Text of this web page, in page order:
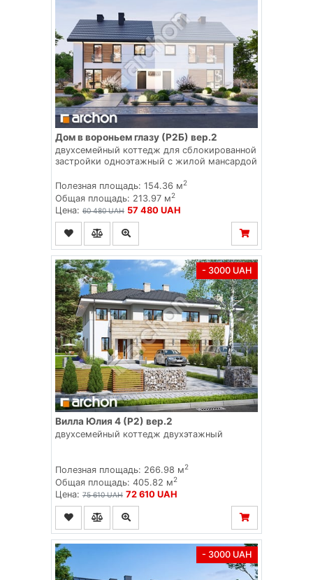
Дом в вороньем глазу (Р2Б) вер.2
двухсемейный коттедж для сблокированной
застройки одноэтажный с жилой мансардой
Полезная площадь: 154.36 м2
Общая площадь: 213.97 м2
Цена: 60 480 UAH 57 480 UAH
- 3000 UAH
Вилла Юлия 4 (Р2) вер.2
двухсемейный коттедж двухэтажный
Полезная площадь: 266.98 м2
Общая площадь: 405.82 м2
Цена: 75 610 UAH 72 610 UAH
- 3000 UAH